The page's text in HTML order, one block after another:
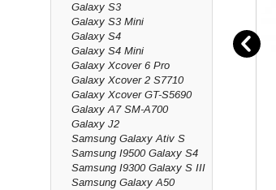
Galaxy S3
Galaxy S3 Mini
Galaxy S4
Galaxy S4 Mini
Galaxy Xcover 6 Pro
Galaxy Xcover 2 S7710
Galaxy Xcover GT-S5690
Galaxy A7 SM-A700
Galaxy J2
Samsung Galaxy Ativ S
Samsung I9500 Galaxy S4
Samsung I9300 Galaxy S III
Samsung Galaxy A50
Champion Samsung Tab S6
10.5" Skärmskydd Premium
I lager
149 kr 299 kr
Info